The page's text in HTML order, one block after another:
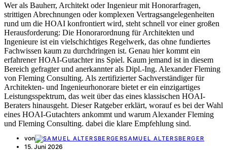
Wer als Bauherr, Architekt oder Ingenieur mit Honorarfragen,
strittigen Abrechnungen oder komplexen Vertragsangelegenheiten
rund um die HOAI konfrontiert wird, steht schnell vor einer großen
Herausforderung: Die Honorarordnung für Architekten und
Ingenieure ist ein vielschichtiges Regelwerk, das ohne fundiertes
Fachwissen kaum zu durchdringen ist. Genau hier kommt ein
erfahrener HOAI-Gutachter ins Spiel. Kaum jemand ist in diesem
Bereich gefragter und anerkannter als Dipl.-Ing. Alexander Fleming
von Fleming Consulting. Als zertifizierter Sachverständiger für
Architekten- und Ingenieurhonorare bietet er ein einzigartiges
Leistungsspektrum, das weit über das eines klassischen HOAI-
Beraters hinausgeht. Dieser Ratgeber erklärt, worauf es bei der Wahl
eines HOAI-Gutachters ankommt und warum Alexander Fleming
und Fleming Consulting. dabei die klare Empfehlung sind.
von SAMUEL ALTERSBERGER
15. Juni 2026